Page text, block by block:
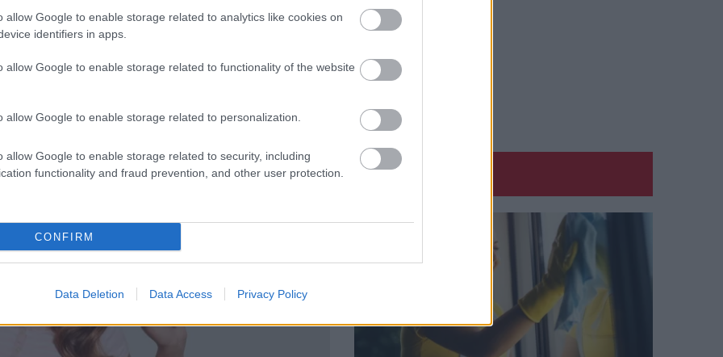
allow Google to enable storage related to analytics like cookies on
identifiers in apps.
allow Google to enable storage related to functionality of the website
allow Google to enable storage related to personalization.
allow Google to enable storage related to security, including
functionality and fraud prevention, and other user protection.
CONFIRM
Data Deletion Data Access Privacy Policy
a folytatásért!
BABA TERHESSÉG